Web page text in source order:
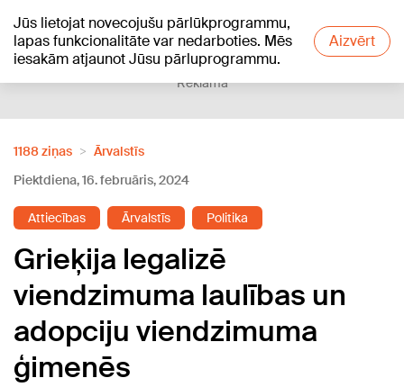
Jūs lietojat novecojušu pārlūkprogrammu,
lapas funkcionalitāte var nedarboties. Mēs
iesakām atjaunot Jūsu pārluprogrammu.
Aizvērt
+19°C
Reklāma
1188 ziņas
Ārvalstīs
Piektdiena, 16. februāris, 2024
Attiecības Ārvalstīs Politika
Grieķija legalizē
viendzimuma laulības un
adopciju viendzimuma
ģimenēs